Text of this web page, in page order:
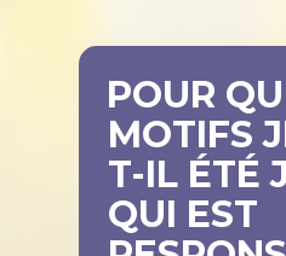
POUR
MOTIFS
T-IL ÉTÉ
QUI EST